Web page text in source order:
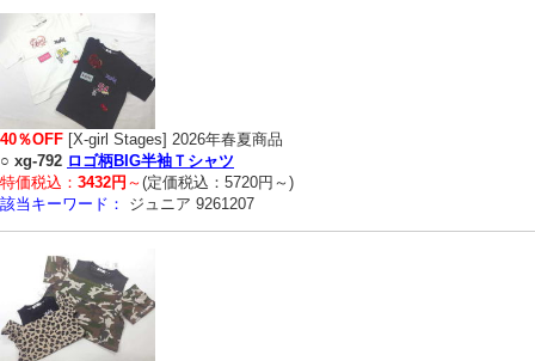
40％OFF [X-girl Stages] 2026年春夏商品
○ xg-792 ロゴ柄BIG半袖Ｔシャツ
特価税込： 3432円 ～(定価税込：5720円～)
該当キーワード：
ジュニア 9261207